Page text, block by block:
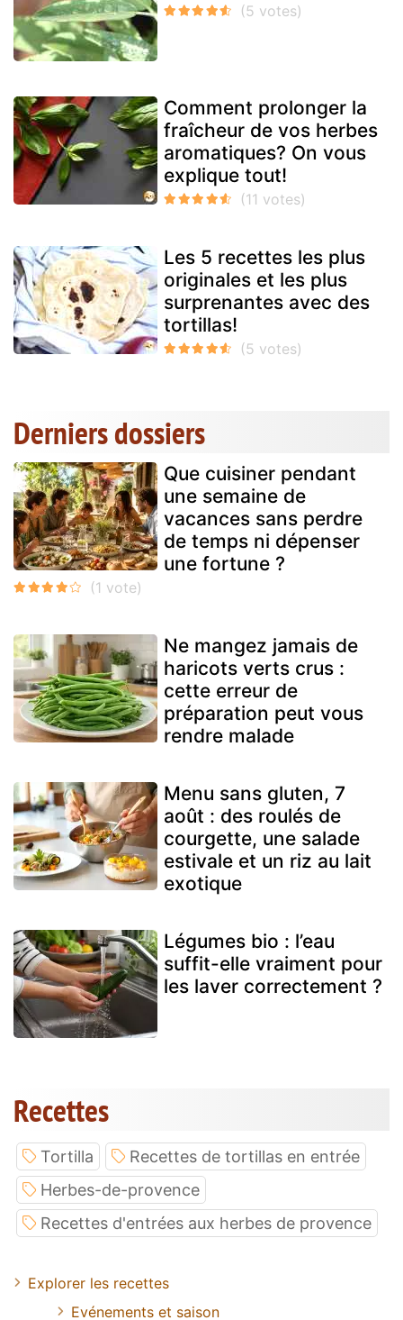
Comment prolonger la
fraîcheur de vos herbes
aromatiques? On vous
explique tout!
Les 5 recettes les plus
originales et les plus
surprenantes avec des
tortillas!
Derniers dossiers
Que cuisiner pendant
une semaine de
vacances sans perdre
de temps ni dépenser
une fortune ?
Ne mangez jamais de
haricots verts crus :
cette erreur de
préparation peut vous
rendre malade
Menu sans gluten, 7
août : des roulés de
courgette, une salade
estivale et un riz au lait
exotique
Légumes bio : l’eau
suffit-elle vraiment pour
les laver correctement ?
Recettes
Tortilla
Recettes de tortillas en entrée
Herbes-de-provence
Recettes d'entrées aux herbes de provence
Explorer les recettes
Evénements et saison